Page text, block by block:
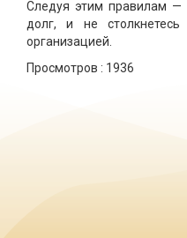
Следуя этим правилам —
долг, и не
организацией.
Просмотров : 1936